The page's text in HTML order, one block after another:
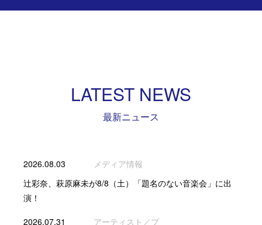
LATEST NEWS
最新ニュース
2026.08.03
メディア情報
辻彩奈、萩原麻未が8/8（土）「題名のない音楽会」に出
演！
2026.07.31
アーティスト／プ